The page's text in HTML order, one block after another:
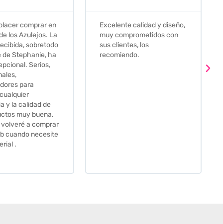
calidad y diseño,
con
los
Que decir, si teneis que
comprar alguna baldosa
este és el sitio indicado! Yo
pedi una muestra y me